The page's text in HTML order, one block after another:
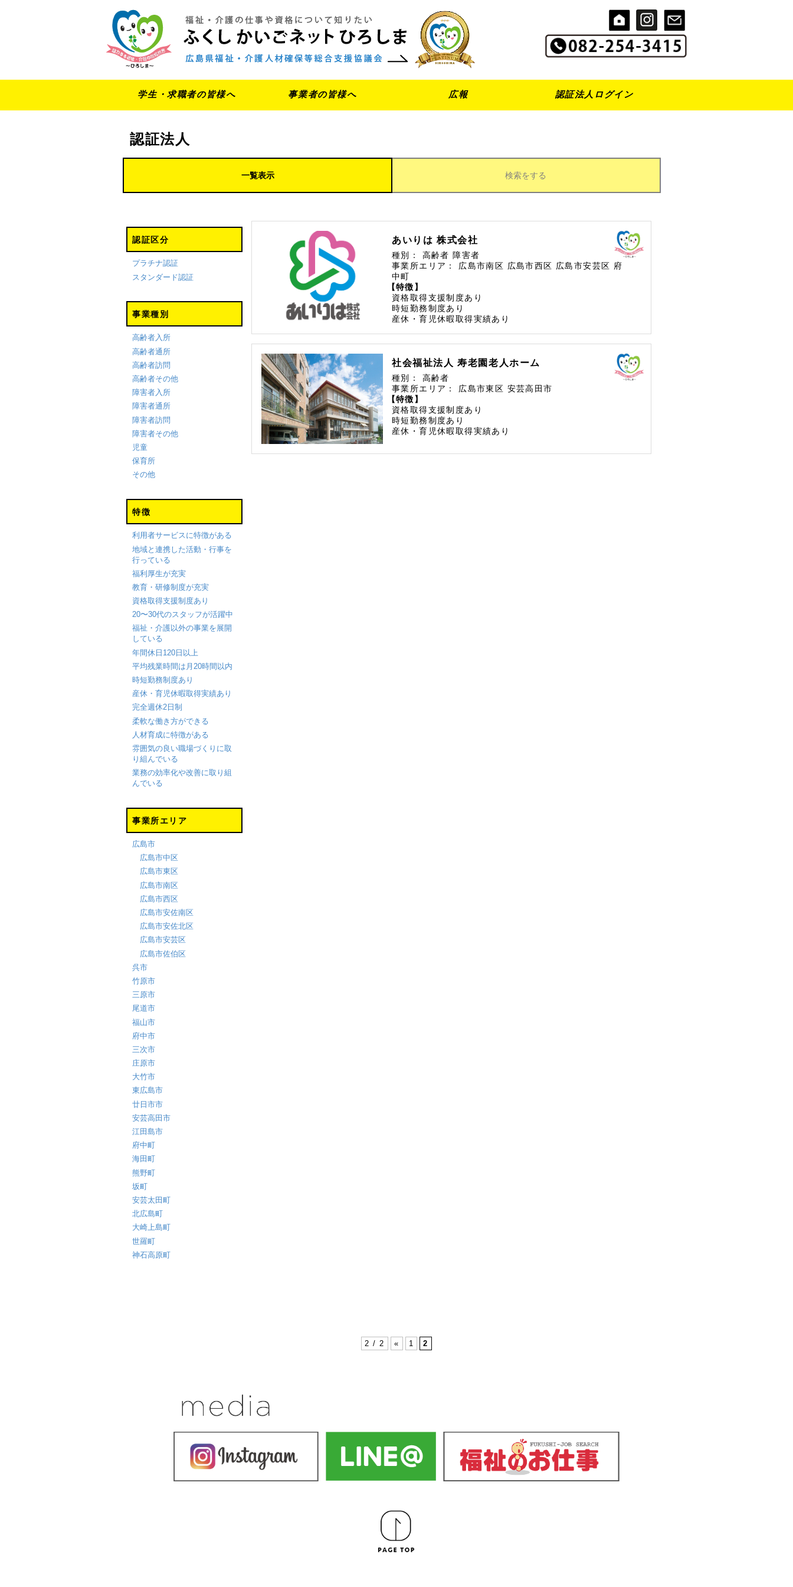
学生・求職者の皆様へ 事業者の皆様へ 広報 認証法人ログイン
認証法人
一覧表示 検索をする
認証区分
プラチナ認証
スタンダード認証
事業種別
高齢者入所
高齢者通所
高齢者訪問
高齢者その他
障害者入所
障害者通所
障害者訪問
障害者その他
児童
保育所
その他
特徴
利用者サービスに特徴がある
地域と連携した活動・行事を
行っている
福利厚生が充実
教育・研修制度が充実
資格取得支援制度あり
20〜30代のスタッフが活躍中
福祉・介護以外の事業を展開
している
年間休日120日以上
平均残業時間は月20時間以内
時短勤務制度あり
産休・育児休暇取得実績あり
完全週休2日制
柔軟な働き方ができる
人材育成に特徴がある
雰囲気の良い職場づくりに取
り組んでいる
業務の効率化や改善に取り組
んでいる
事業所エリア
広島市
広島市中区
広島市東区
広島市南区
広島市西区
広島市安佐南区
広島市安佐北区
広島市安芸区
広島市佐伯区
呉市
竹原市
三原市
尾道市
福山市
府中市
三次市
庄原市
大竹市
東広島市
廿日市市
安芸高田市
江田島市
府中町
海田町
熊野町
坂町
安芸太田町
北広島町
大崎上島町
世羅町
神石高原町
あいりは 株式会社
種別： 高齢者 障害者
事業所エリア：
広島市南区 広島市西区 広島市安芸区 府
中町
【特徴】
資格取得支援制度あり
時短勤務制度あり
産休・育児休暇取得実績あり
社会福祉法人 寿老園老人ホーム
種別：
高齢者
事業所エリア：
広島市東区 安芸高田市
【特徴】
資格取得支援制度あり
時短勤務制度あり
産休・育児休暇取得実績あり
2 / 2 « 1 2